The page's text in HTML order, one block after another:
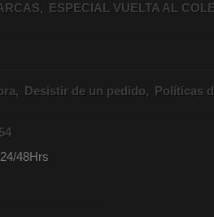
ESPECIAL VUELTA AL COLE
Desistir de un pedido Políticas
24/48Hrs